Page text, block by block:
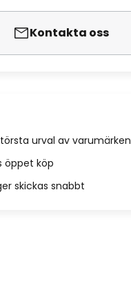
Kontakta oss
urval av varumärken
öppet köp
skickas snabbt